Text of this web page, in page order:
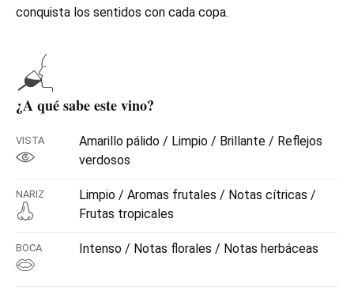
conquista los sentidos con cada copa.
¿A qué sabe este vino?
VISTA
Amarillo pálido / Limpio / Brillante / Reflejos
verdosos
NARIZ
Limpio / Aromas frutales / Notas cítricas /
Frutas tropicales
BOCA Intenso / Notas florales / Notas herbáceas